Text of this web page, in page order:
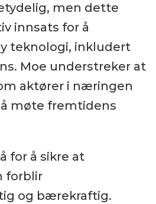
men dette
innsats for å
teknologi, inkludert
Moe understreker at
aktører i næringen
møte fremtidens
for å sikre at
forblir
og bærekraftig.